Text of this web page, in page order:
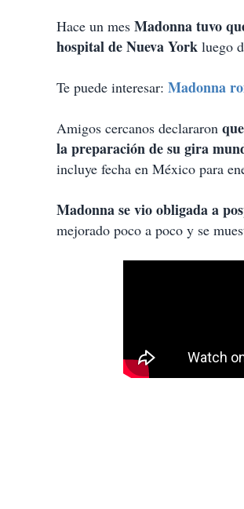
Hace un mes Madonna tuvo
hospital de Nueva York luego
Te puede interesar: Madonna
Amigos cercanos declararon
la preparación de su gira
incluye fecha en México para
Madonna se vio obligada a
mejorado poco a poco y se